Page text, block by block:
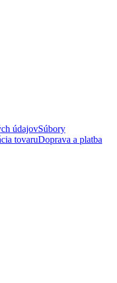
údajovSúbory
tovaruDoprava a platba